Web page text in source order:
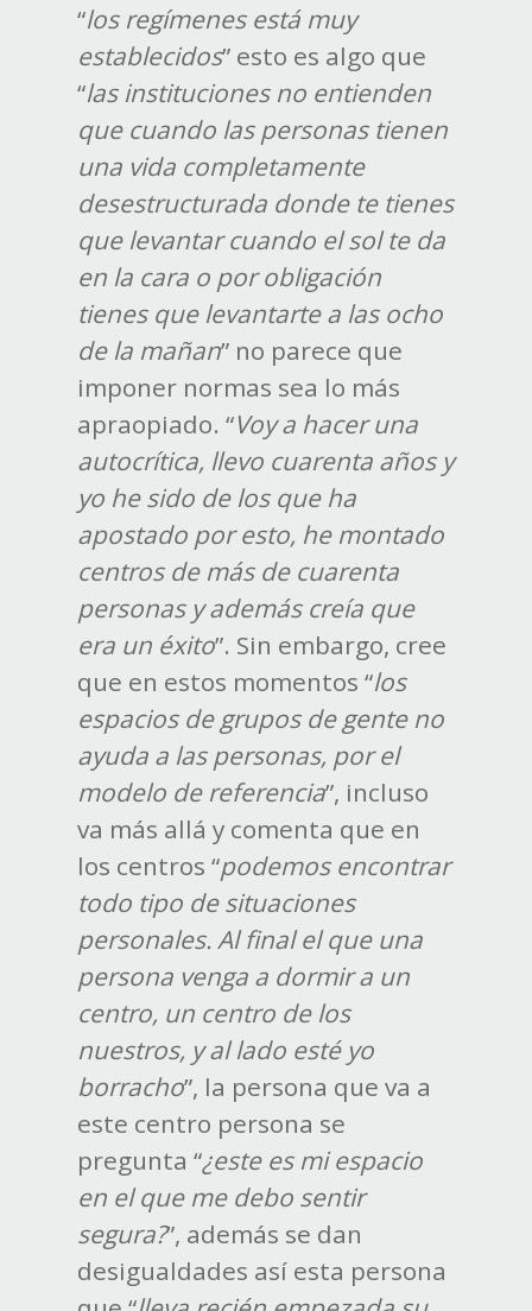
“los regímenes está muy
establecidos” esto es algo que
“las instituciones no entienden
que cuando las personas tienen
una vida completamente
desestructurada donde te tienes
que levantar cuando el sol te da
en la cara o por obligación
tienes que levantarte a las ocho
de la mañan” no parece que
imponer normas sea lo más
apraopiado. “Voy a hacer una
autocrítica, llevo cuarenta años y
yo he sido de los que ha
apostado por esto, he montado
centros de más de cuarenta
personas y además creía que
era un éxito”. Sin embargo, cree
que en estos momentos “los
espacios de grupos de gente no
ayuda a las personas, por el
modelo de referencia”, incluso
va más allá y comenta que en
los centros “podemos encontrar
todo tipo de situaciones
personales. Al final el que una
persona venga a dormir a un
centro, un centro de los
nuestros, y al lado esté yo
borracho”, la persona que va a
este centro persona se
pregunta “¿este es mi espacio
en el que me debo sentir
segura?”, además se dan
desigualdades así esta persona